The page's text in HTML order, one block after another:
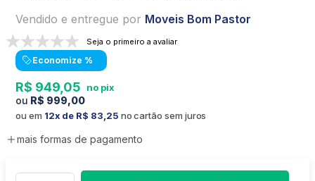
Vendido e entregue por Moveis Bom Pastor
Seja o primeiro a avaliar
Economize %
R$ 949 05
R$ 999,00
ou em 12 R$ 83 25 no cartão sem juros
mais formas de pagamento